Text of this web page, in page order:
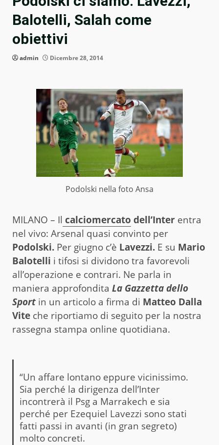
Balotelli, Salah come
obiettivi
admin Dicembre 28, 2014
Podolski nella foto Ansa
MILANO – Il calciomercato dell’Inter entra
nel vivo: Arsenal quasi convinto per
Podolski. Per giugno c’è Lavezzi. E su Mario
Balotelli i tifosi si dividono tra favorevoli
all’operazione e contrari. Ne parla in
maniera approfondita La Gazzetta dello
Sport in un articolo a firma di Matteo Dalla
Vite che riportiamo di seguito per la nostra
rassegna stampa online quotidiana.
“Un affare lontano eppure vicinissimo.
Sia perché la dirigenza dell’Inter
incontrerà il Psg a Marrakech e sia
perché per Ezequiel Lavezzi sono stati
fatti passi in avanti (in gran segreto)
molto concreti.